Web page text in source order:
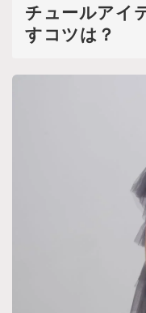
チュールアイ
すコツは？